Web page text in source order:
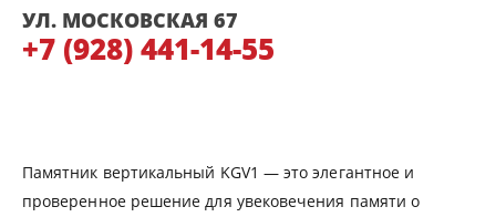
УЛ. МОСКОВСКАЯ 67
+7 (928) 441-14-55
Памятник вертикальный KGV1 — это элегантное и
проверенное решение для увековечения памяти о